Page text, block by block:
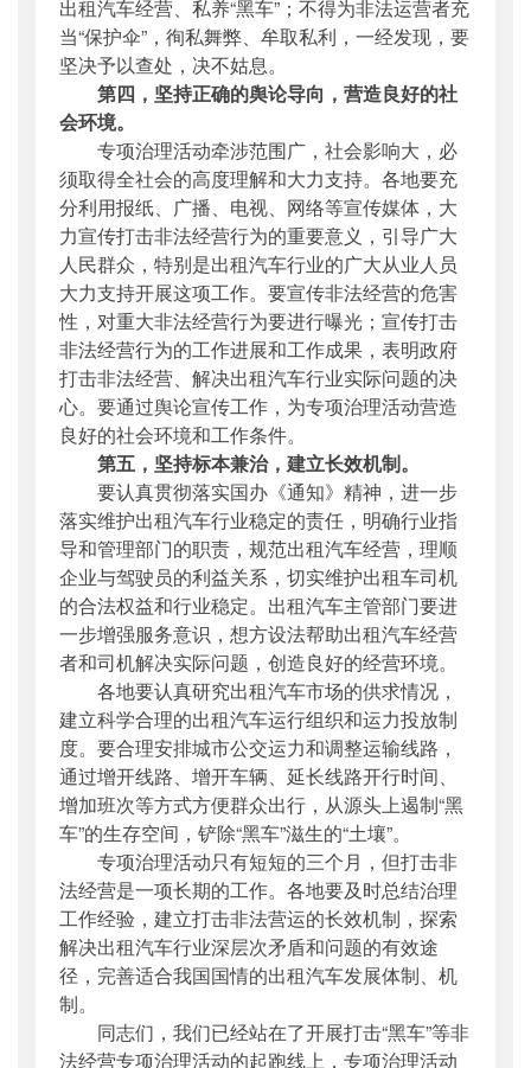
出租汽车经营、私养“黑车”；不得为非法运营者充
当“保护伞”，徇私舞弊、牟取私利，一经发现，要
坚决予以查处，决不姑息。
第四，坚持正确的舆论导向，营造良好的社
会环境。
专项治理活动牵涉范围广，社会影响大，必
须取得全社会的高度理解和大力支持。各地要充
分利用报纸、广播、电视、网络等宣传媒体，大
力宣传打击非法经营行为的重要意义，引导广大
人民群众，特别是出租汽车行业的广大从业人员
大力支持开展这项工作。要宣传非法经营的危害
性，对重大非法经营行为要进行曝光；宣传打击
非法经营行为的工作进展和工作成果，表明政府
打击非法经营、解决出租汽车行业实际问题的决
心。要通过舆论宣传工作，为专项治理活动营造
良好的社会环境和工作条件。
第五，坚持标本兼治，建立长效机制。
要认真贯彻落实国办《通知》精神，进一步
落实维护出租汽车行业稳定的责任，明确行业指
导和管理部门的职责，规范出租汽车经营，理顺
企业与驾驶员的利益关系，切实维护出租车司机
的合法权益和行业稳定。出租汽车主管部门要进
一步增强服务意识，想方设法帮助出租汽车经营
者和司机解决实际问题，创造良好的经营环境。
各地要认真研究出租汽车市场的供求情况，
建立科学合理的出租汽车运行组织和运力投放制
度。要合理安排城市公交运力和调整运输线路，
通过增开线路、增开车辆、延长线路开行时间、
增加班次等方式方便群众出行，从源头上遏制“黑
车”的生存空间，铲除“黑车”滋生的“土壤”。
专项治理活动只有短短的三个月，但打击非
法经营是一项长期的工作。各地要及时总结治理
工作经验，建立打击非法营运的长效机制，探索
解决出租汽车行业深层次矛盾和问题的有效途
径，完善适合我国国情的出租汽车发展体制、机
制。
同志们，我们已经站在了开展打击“黑车”等非
法经营专项治理活动的起跑线上，专项治理活动